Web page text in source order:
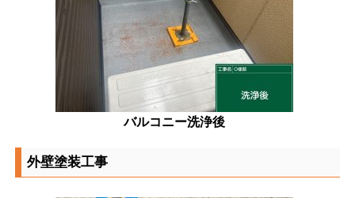
バルコニー洗浄後
外壁塗装工事